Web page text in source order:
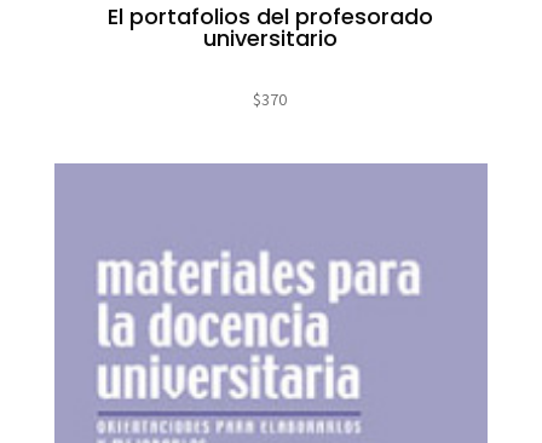
El portafolios del profesorado
universitario
$370